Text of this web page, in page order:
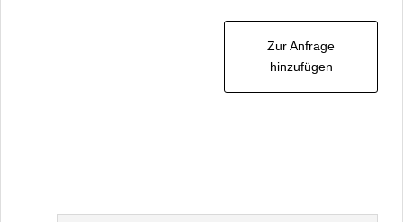
Zur Anfrage
hinzufügen